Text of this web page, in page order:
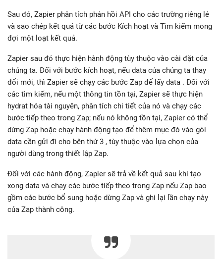
Sau đó, Zapier phân tích phản hồi API cho các trường riêng lẻ
và sao chép kết quả từ các bước Kích hoạt và Tìm kiếm mong
đợi một loạt kết quả.
Zapier sau đó thực hiện hành động tùy thuộc vào cài đặt của
chúng ta. Đối với bước kích hoạt, nếu data của chúng ta thay
đổi mới, thì Zapier sẽ chạy các bước Zap để lấy data . Đối với
các tìm kiếm, nếu một thông tin tồn tại, Zapier sẽ thực hiện
hydrat hóa tài nguyên, phân tích chi tiết của nó và chạy các
bước tiếp theo trong Zap; nếu nó không tồn tại, Zapier có thể
dừng Zap hoặc chạy hành động tạo để thêm mục đó vào gói
data cần gửi đi cho bên thứ 3 , tùy thuộc vào lựa chọn của
người dùng trong thiết lập Zap.
Đối với các hành động, Zapier sẽ trả về kết quả sau khi tạo
xong data và chạy các bước tiếp theo trong Zap nếu Zap bao
gồm các bước bổ sung hoặc dừng Zap và ghi lại lần chạy này
của Zap thành công.